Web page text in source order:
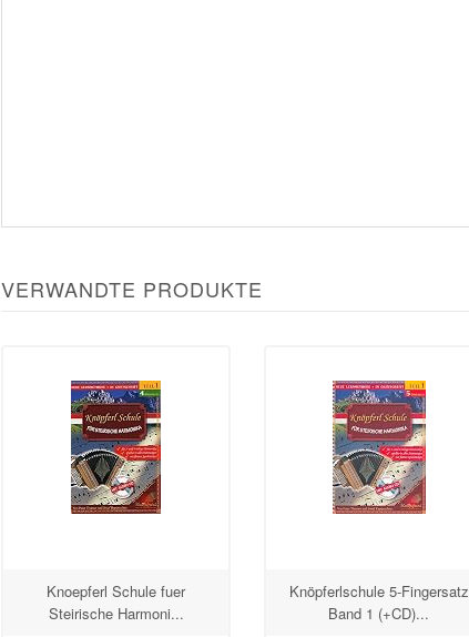
VERWANDTE PRODUKTE
Knoepferl Schule fuer
Steirische Harmoni...
Knöpferlschule 5-Fingersatz
Band 1 (+CD)...